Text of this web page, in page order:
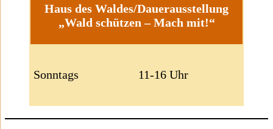
Haus des Waldes/Dauerausstellung
„Wald schützen – Mach mit!“
Sonntags 11-16 Uhr